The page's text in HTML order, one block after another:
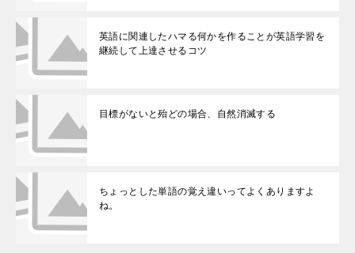
英語に関連したハマる何かを作ることが英語学習を
継続して上達させるコツ
目標がないと殆どの場合、自然消滅する
ちょっとした単語の覚え違いってよくありますよ
ね。